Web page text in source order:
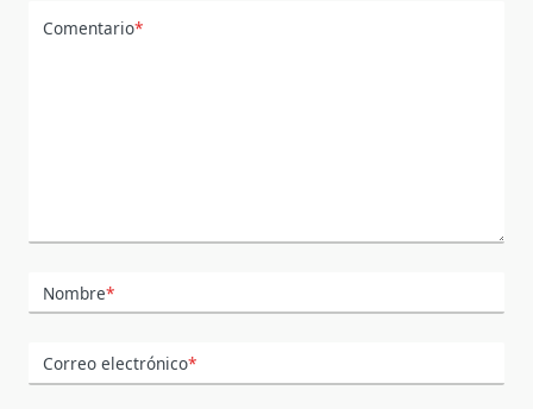
Comentario*
Nombre*
Correo electrónico*